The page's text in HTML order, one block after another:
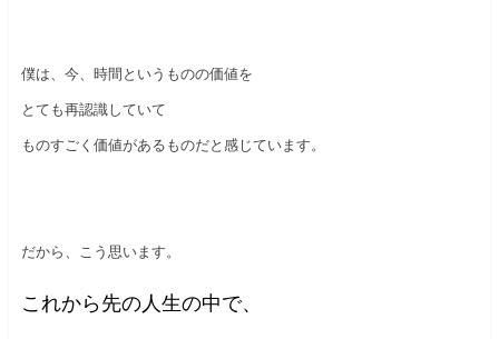
僕は、今、時間というものの価値を
とても再認識していて
ものすごく価値があるものだと感じています。
だから、こう思います。
これから先の人生の中で、